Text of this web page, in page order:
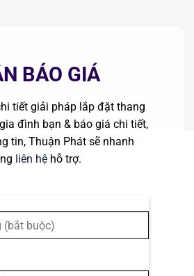
BÁO GIÁ
tiết giải pháp lắp đặt thang
đình bạn & báo giá chi tiết,
tin, Thuận Phát sẽ nhanh
liên hệhỗ trợ.